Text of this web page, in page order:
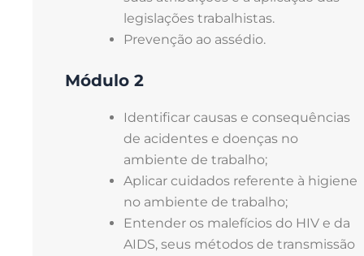
legislações trabalhistas.
Prevenção ao assédio.
Módulo 2
Identificar causas e consequências
de acidentes e doenças no
ambiente de trabalho;
Aplicar cuidados referente à higiene
no ambiente de trabalho;
Entender os malefícios do HIV e da
AIDS, seus métodos de transmissão